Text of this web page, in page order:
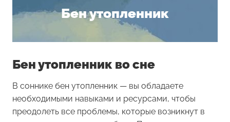
Бен утопленник
Бен утопленник во сне
В соннике бен утопленник — вы обладаете
необходимыми навыками и ресурсами, чтобы
преодолеть все проблемы, которые возникнут в